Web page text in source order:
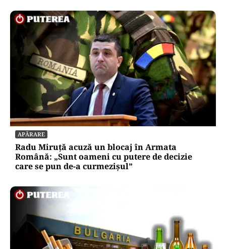
APĂRARE
Radu Miruță acuză un blocaj în Armata
Română: „Sunt oameni cu putere de decizie
care se pun de-a curmezișul”